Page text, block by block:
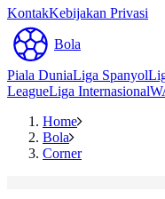
KontakKebijakan Privasi
Bola
Piala DuniaLiga Spanyol
LeagueLiga Internasional
Home
Bola
Corner